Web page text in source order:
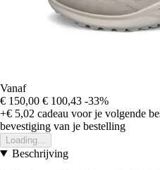
Vanaf
€ 150,00 € 100,43 -33%
+€ 5,02 cadeau voor je volgende
bevestiging van je bestelling
Loading...
Beschrijving